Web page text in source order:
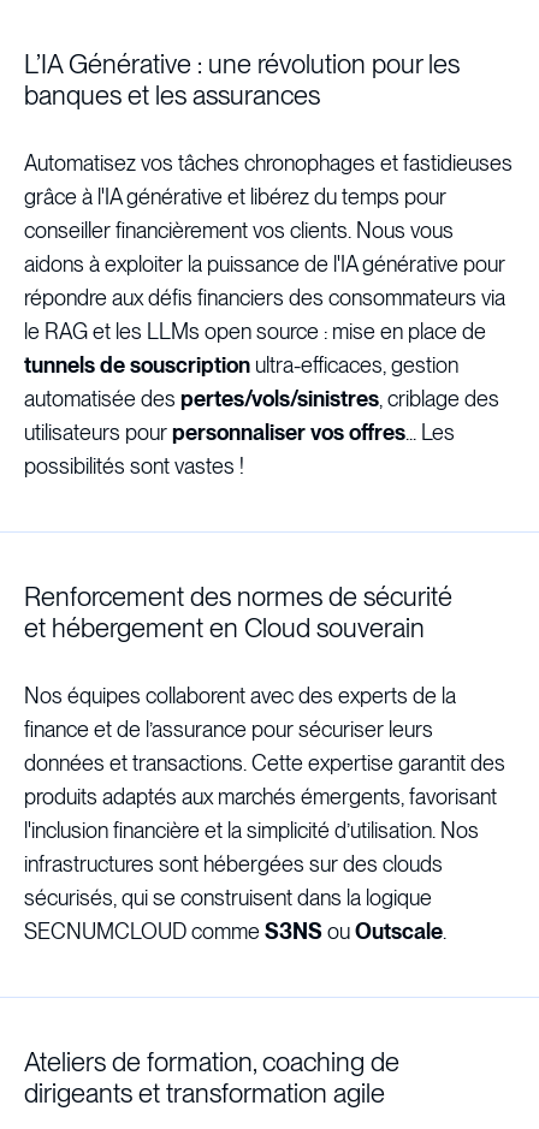
L’IA Générative : une révolution pour les
banques et les assurances
Automatisez vos tâches chronophages et fastidieuses
grâce à l'IA générative et libérez du temps pour
conseiller financièrement vos clients. Nous vous
aidons à exploiter la puissance de l'IA générative pour
répondre aux défis financiers des consommateurs via
le RAG et les LLMs open source : mise en place de
tunnels de souscription ultra-efficaces, gestion
automatisée des pertes/vols/sinistres, criblage des
utilisateurs pourpersonnaliser vos offres... Les
possibilités sont vastes !
Renforcement des normes de sécurité
et hébergement en Cloud souverain
Nos équipes collaborent avec des experts de la
finance et de l’assurance pour sécuriser leurs
données et transactions. Cette expertise garantit des
produits adaptés aux marchés émergents, favorisant
l'inclusion financière et la simplicité d’utilisation. Nos
infrastructures sont hébergées sur des clouds
sécurisés, qui se construisent dans la logique
SECNUMCLOUD commeS3NSouOutscale.
Ateliers de formation, coaching de
dirigeants et transformation agile